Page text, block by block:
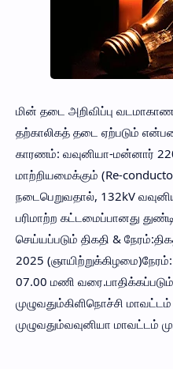
மின் தடை அறிவிப்பு
தற்காலிகத் தடை ஏற்படும்
காரணம்: வவுனியா-மன்னார்
மாற்றியமைக்கும் (Re-
நடைபெறுவதால், 132kV
பரிமாற்ற கட்டமைப்பானது
செய்யப்படும் திகதி &
2025
07.00 மணி வரை.​பாதிக்கப்படும்
முழுவதும்​கிளிநொச்சி
முழுவதும்​வவுனியா மாவட்டம்